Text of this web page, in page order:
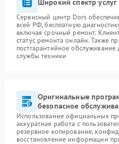
Широкий спектр услуг
Сервисный центр Dors
всей РФ, бесплатную
включая срочный ремонт.
статус ремонта онлайн. Также
постгарантийное
службы техники
Оригинальные
безопасное
Использование официальных
аккуратная работа с
резервное копирование,
восстановление информации